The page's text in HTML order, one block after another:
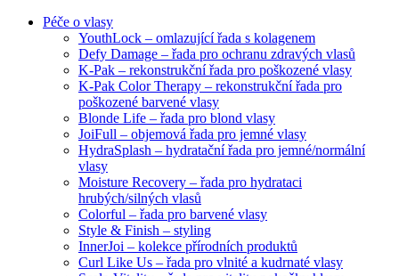
Péče o vlasy
YouthLock – omlazující řada s kolagenem
Defy Damage – řada pro ochranu zdravých vlasů
K-Pak – rekonstrukční řada pro poškozené vlasy
K-Pak Color Therapy – rekonstrukční řada pro
poškozené barvené vlasy
Blonde Life – řada pro blond vlasy
JoiFull – objemová řada pro jemné vlasy
HydraSplash – hydratační řada pro jemné/normální
vlasy
Moisture Recovery – řada pro hydrataci
hrubých/silných vlasů
Colorful – řada pro barvené vlasy
Style & Finish – styling
InnerJoi – kolekce přírodních produktů
Curl Like Us – řada pro vlnité a kudrnaté vlasy